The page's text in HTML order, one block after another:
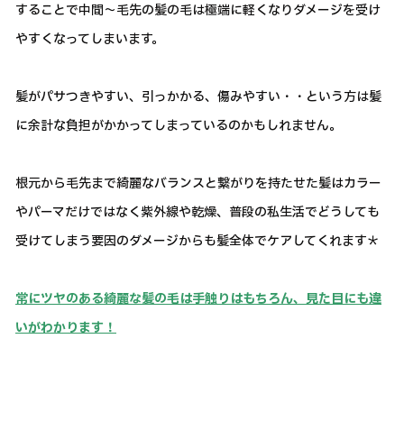
することで中間～毛先の髪の毛は極端に軽くなりダメージを受け
やすくなってしまいます。
髪がパサつきやすい、引っかかる、傷みやすい・・という方は髪
に余計な負担がかかってしまっているのかもしれません。
根元から毛先まで綺麗なバランスと繋がりを持たせた髪はカラー
やパーマだけではなく紫外線や乾燥、普段の私生活でどうしても
受けてしまう要因のダメージからも髪全体でケアしてくれます＊
常にツヤのある綺麗な髪の毛は手触りはもちろん、見た目にも違
いがわかります！